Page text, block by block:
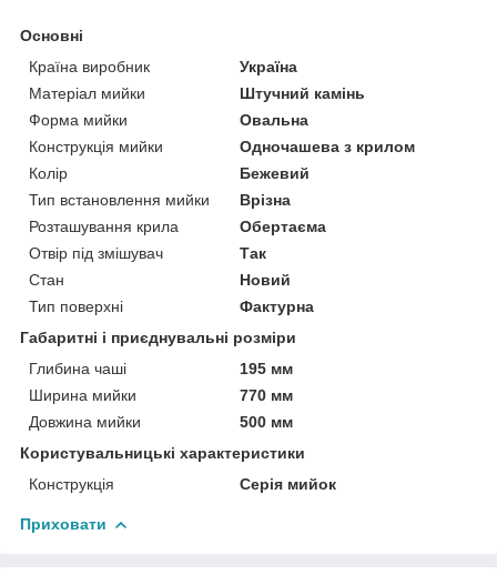
Основні
Країна виробник
Україна
Матеріал мийки
Штучний камінь
Форма мийки
Овальна
Конструкція мийки
Одночашева з крилом
Колір
Бежевий
Тип встановлення мийки
Врізна
Розташування крила
Обертаєма
Отвір під змішувач
Так
Стан
Новий
Тип поверхні
Фактурна
Габаритні і приєднувальні розміри
Глибина чаші
195 мм
Ширина мийки
770 мм
Довжина мийки
500 мм
Користувальницькі характеристики
Конструкція
Серія мийок
Приховати